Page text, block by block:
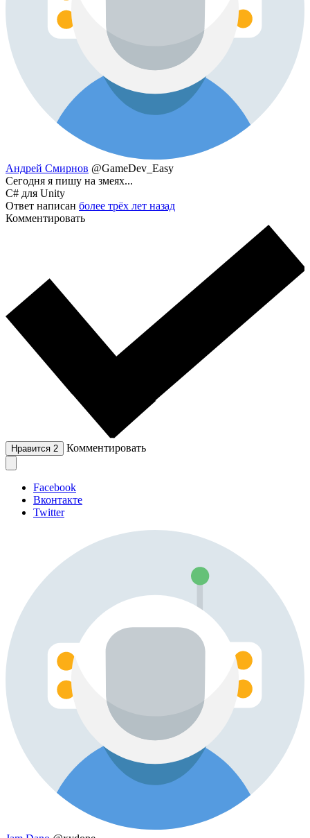
Андрей Смирнов @GameDev_Easy
Сегодня я пишу на змеях...
C# для Unity
Ответ написан более трёх лет назад
Комментировать
Нравится 2 Комментировать
Facebook
Вконтакте
Twitter